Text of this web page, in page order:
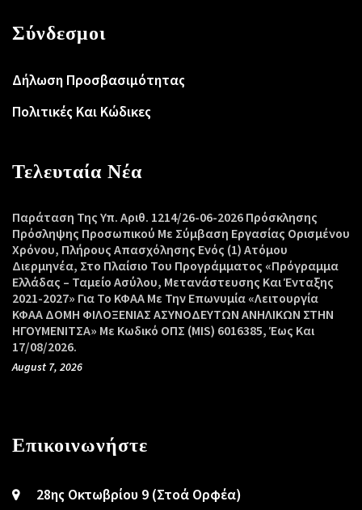
Σύνδεσμοι
Δήλωση Προσβασιμότητας
Πολιτικές Και Κώδικες
Τελευταία Νέα
Παράταση Της Υπ. Αριθ. 1214/26-06-2026 Πρόσκλησης
Πρόσληψης Προσωπικού Με Σύμβαση Εργασίας Ορισμένου
Χρόνου, Πλήρους Απασχόλησης Ενός (1) Ατόμου
Διερμηνέα, Στο Πλαίσιο Του Προγράμματος «Πρόγραμμα
Ελλάδας – Ταμείο Ασύλου, Μετανάστευσης Και Ένταξης
2021-2027» Για Το ΚΦΑΑ Με Την Επωνυμία «Λειτουργία
ΚΦΑΑ ΔΟΜΗ ΦΙΛΟΞΕΝΙΑΣ ΑΣΥΝΟΔΕΥΤΩΝ ΑΝΗΛΙΚΩΝ ΣΤΗΝ
ΗΓΟΥΜΕΝΙΤΣΑ» Με Κωδικό ΟΠΣ (MIS) 6016385, Έως Και
17/08/2026.
August 7, 2026
Επικοινωνήστε
28ης Οκτωβρίου 9 (Στοά Ορφέα)